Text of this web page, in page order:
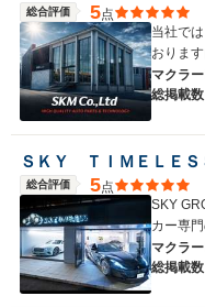
総合評価 5点
当社で
おりま
マクラ
総掲載数
ＳＫＹ ＴＩＭＥＬＥ
総合評価 5点
SKY
カー専
マクラ
総掲載数